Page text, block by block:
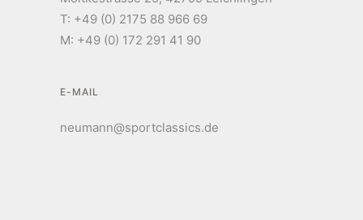
T: +49 (0) 2175 88 966 69
M: +49 (0) 172 291 41 90
E-MAIL
neumann@sportclassics.de